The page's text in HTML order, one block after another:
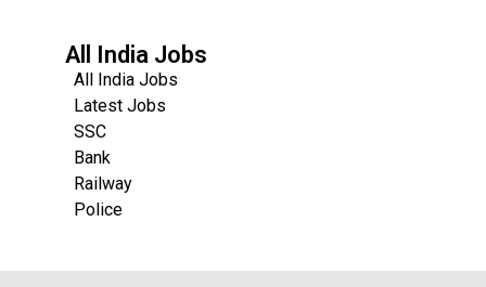
All India Jobs
All India Jobs
Latest Jobs
SSC
Bank
Railway
Police